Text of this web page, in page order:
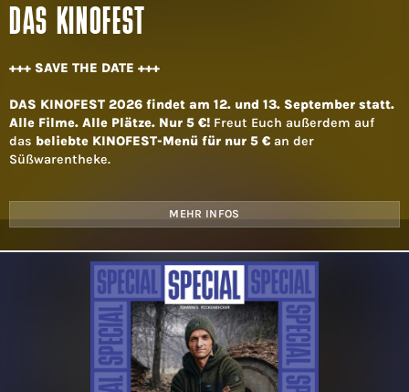
DAS KINOFEST
+++ SAVE THE DATE +++
DAS KINOFEST 2026 findet am 12. und 13. September statt.
Alle Filme. Alle Plätze. Nur 5 €! Freut Euch außerdem auf
das beliebte KINOFEST-Menü für nur 5 € an der
Süßwarentheke.
MEHR INFOS